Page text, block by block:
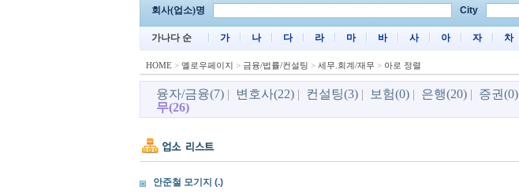
회사(업소)명 City
가나다 순 가 나 다 라 마 바 사 아 자 차
HOME > 옐로우페이지 > 금융/법률/컨설팅 > 세무.회계/재무 > 아로 정렬
융자/금융(7) | 변호사(22) | 컨설팅(3) | 보험(0) | 은행(20) | 증권(0)
무(26)
안준철 모기지 (.)